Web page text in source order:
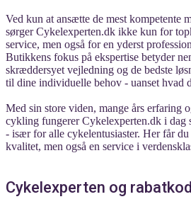
Ved kun at ansætte de mest kompetente
sørger Cykelexperten.dk ikke kun for
service, men også for en yderst
Butikkens fokus på ekspertise betyder
skræddersyet vejledning og de bedste
til dine individuelle behov - uanset hvad
Med sin store viden, mange års erfaring
cykling fungerer Cykelexperten.dk i dag
- især for alle cykelentusiaster. Her får
kvalitet, men også en service i
Cykelexperten og